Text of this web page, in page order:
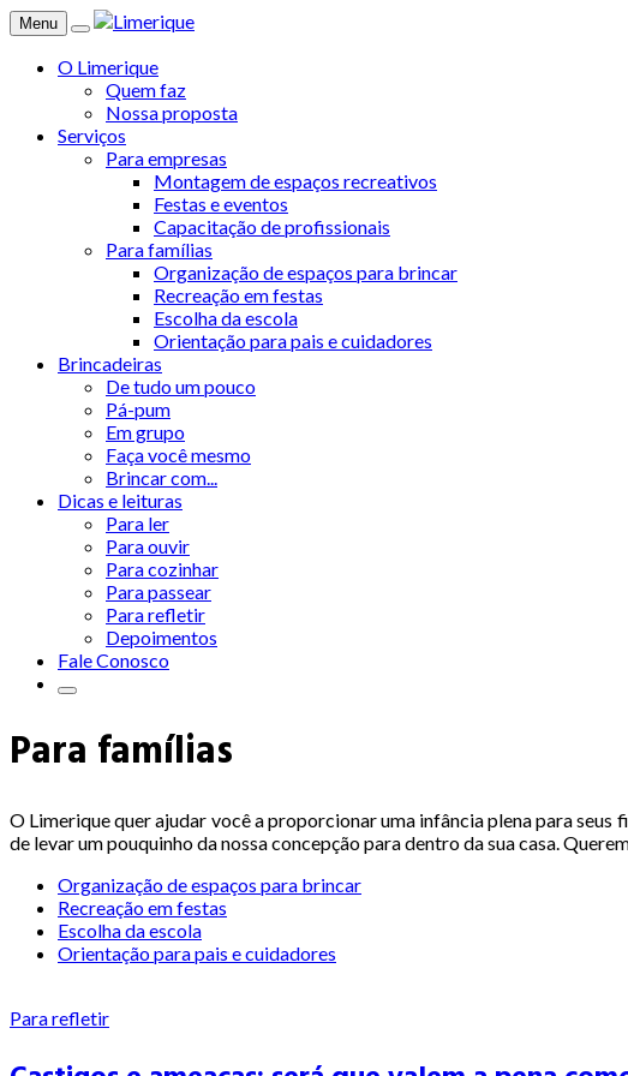
Menu
O Limerique
Quem faz
Nossa proposta
Serviços
Para empresas
Montagem de espaços recreativos
Festas e eventos
Capacitação de profissionais
Para famílias
Organização de espaços para brincar
Recreação em festas
Escolha da escola
Orientação para pais e cuidadores
Brincadeiras
De tudo um pouco
Pá-pum
Em grupo
Faça você mesmo
Brincar com...
Dicas e leituras
Para ler
Para ouvir
Para cozinhar
Para passear
Para refletir
Depoimentos
Fale Conosco
Para famílias
O Limerique quer ajudar você a proporcionar uma infância plena para seus
de levar um pouquinho da nossa concepção para dentro da sua casa.
Organização de espaços para brincar
Recreação em festas
Escolha da escola
Orientação para pais e cuidadores
Para refletir